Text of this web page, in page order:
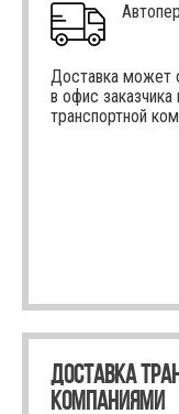
Доставка может
в офис заказчика
транспортной
ДОСТАВКА
КОМПАНИЯМИ